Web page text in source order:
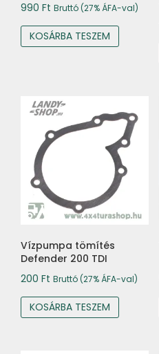
990 Ft Bruttó (27% ÁFA-val)
KOSÁRBA TESZEM
Vízpumpa tömítés
Defender 200 TDI
200 Ft Bruttó (27% ÁFA-val)
KOSÁRBA TESZEM